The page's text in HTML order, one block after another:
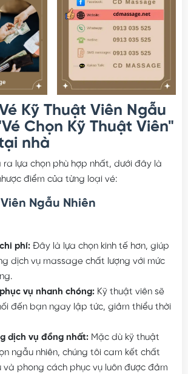
Kỹ Thuật Viên Ngẫu
Chọn Kỹ Thuật Viên"
nhà
lựa chọn phù hợp nhất, dưới đây là
điểm của từng loại vé:
Ngẫu Nhiên
phí:Đây là lựa chọn kinh tế hơn, giúp
dịch vụ massage chất lượng với mức
vụ nhanh chóng:Kỹ thuật viên sẽ
đến bạn ngay lập tức, giảm thiểu thời
dịch vụ đồng nhất:Mặc dù kỹ thuật
ngẫu nhiên, chúng tôi cam kết chất
và phong cách phục vụ luôn được đảm